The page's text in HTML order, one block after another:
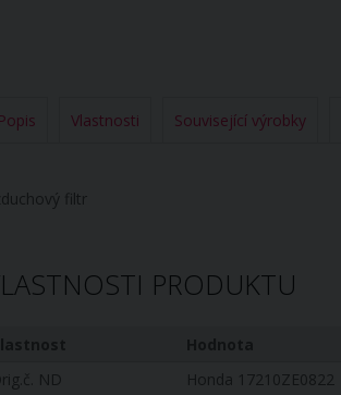
Popis Vlastnosti Související výrobky
filtr
PRODUKTU
ND
Honda 17210ZE0822